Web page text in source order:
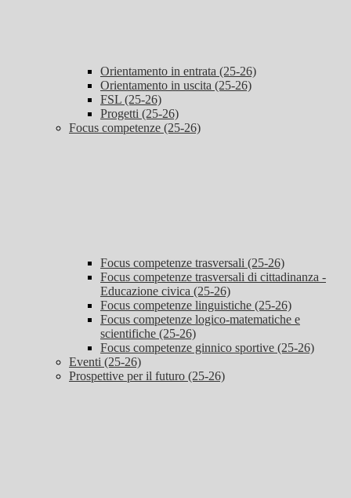
Orientamento in entrata (25-26)
Orientamento in uscita (25-26)
FSL (25-26)
Progetti (25-26)
Focus competenze (25-26)
Focus competenze trasversali (25-26)
Focus competenze trasversali di cittadinanza -
Educazione civica (25-26)
Focus competenze linguistiche (25-26)
Focus competenze logico-matematiche e
scientifiche (25-26)
Focus competenze ginnico sportive (25-26)
Eventi (25-26)
Prospettive per il futuro (25-26)